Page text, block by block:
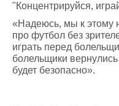
"Концентрируйся,
«Надеюсь, мы к этому
про футбол без
играть перед
болельщики
будет безопасно».